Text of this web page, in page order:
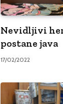
Nevidljivi
postane java
17/02/2022